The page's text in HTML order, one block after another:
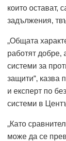
които остават,
задължения,
„Общата
работят добре,
системи за
защити“, казва
и експерт по
системи в
„Като
може да се